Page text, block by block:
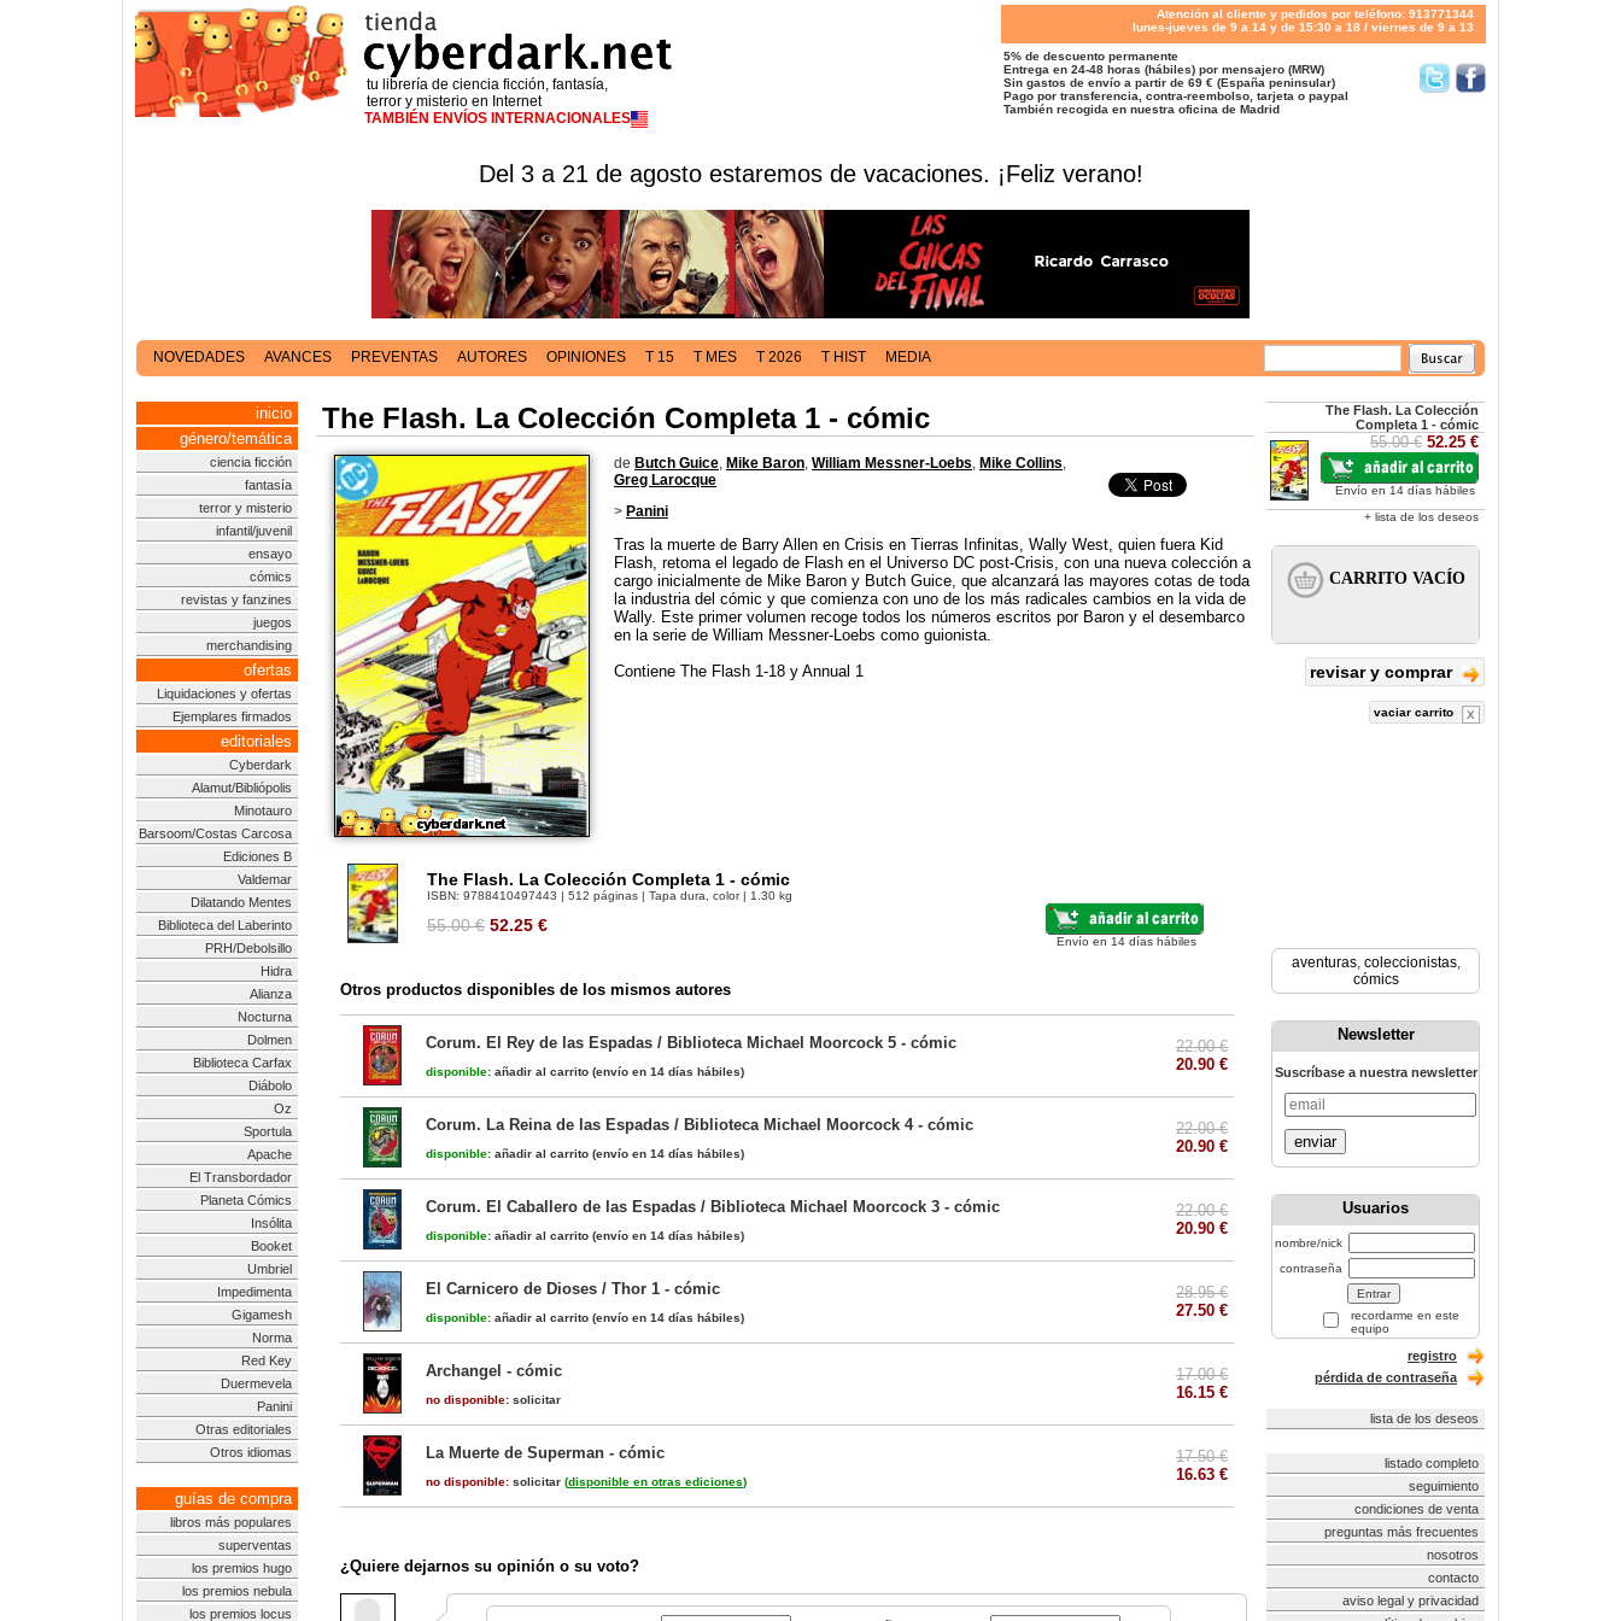
tu librería de ciencia ficción, fantasía,
terror y misterio en Internet
TAMBIÉN ENVÍOS INTERNACIONALES
Atención al cliente y pedidos por teléfono: 913771344
lunes-jueves de 9 a 14 y de 15:30 a 18 / viernes de 9 a 13
5% de descuento permanente
Entrega en 24-48 horas (hábiles) por mensajero (MRW)
Sin gastos de envío a partir de 69 € (España peninsular)
Pago por transferencia, contra-reembolso, tarjeta o paypal
También recogida en nuestra oficina de Madrid
Del 3 a 21 de agosto estaremos de vacaciones. ¡Feliz verano!
NOVEDADES AVANCES PREVENTAS AUTORES OPINIONES T 15 T MES T 2026 T HIST MEDIA
inicio
género/temática
ciencia ficción
fantasía
terror y misterio
infantil/juvenil
ensayo
cómics
revistas y fanzines
juegos
merchandising
ofertas
Liquidaciones y ofertas
Ejemplares firmados
editoriales
Cyberdark
Alamut/Bibliópolis
Minotauro
Barsoom/Costas Carcosa
Ediciones B
Valdemar
Dilatando Mentes
Biblioteca del Laberinto
PRH/Debolsillo
Hidra
Alianza
Nocturna
Dolmen
Biblioteca Carfax
Diábolo
Oz
Sportula
Apache
El Transbordador
Planeta Cómics
Insólita
Booket
Umbriel
Impedimenta
Gigamesh
Norma
Red Key
Duermevela
Panini
Otras editoriales
Otros idiomas
guías de compra
libros más populares
superventas
los premios hugo
los premios nebula
los premios locus
The Flash. La Colección Completa 1 - cómic
de Butch Guice, Mike Baron, William Messner-Loebs, Mike Collins,
Greg Larocque
> Panini
Tras la muerte de Barry Allen en Crisis en Tierras Infinitas, Wally West, quien fuera Kid
Flash, retoma el legado de Flash en el Universo DC post-Crisis, con una nueva colección a
cargo inicialmente de Mike Baron y Butch Guice, que alcanzará las mayores cotas de toda
la industria del cómic y que comienza con uno de los más radicales cambios en la vida de
Wally. Este primer volumen recoge todos los números escritos por Baron y el desembarco
en la serie de William Messner-Loebs como guionista.
Contiene The Flash 1-18 y Annual 1
The Flash. La Colección Completa 1 - cómic
ISBN: 9788410497443 | 512 páginas | Tapa dura, color | 1.30 kg
55.00 € 52.25 €
Envío en 14 días hábiles
Otros productos disponibles de los mismos autores
Corum. El Rey de las Espadas / Biblioteca Michael Moorcock 5 - cómic
disponible: añadir al carrito (envío en 14 días hábiles)
22.00 €
20.90 €
Corum. La Reina de las Espadas / Biblioteca Michael Moorcock 4 - cómic
disponible: añadir al carrito (envío en 14 días hábiles)
22.00 €
20.90 €
Corum. El Caballero de las Espadas / Biblioteca Michael Moorcock 3 - cómic
disponible: añadir al carrito (envío en 14 días hábiles)
22.00 €
20.90 €
El Carnicero de Dioses / Thor 1 - cómic
disponible: añadir al carrito (envío en 14 días hábiles)
28.95 €
27.50 €
Archangel - cómic
no disponible: solicitar
17.00 €
16.15 €
La Muerte de Superman - cómic
no disponible: solicitar (disponible en otras ediciones)
17.50 €
16.63 €
¿Quiere dejarnos su opinión o su voto?
The Flash. La Colección
Completa 1 - cómic
55.00 € 52.25 €
Envío en 14 días hábiles
+ lista de los deseos
revisar y comprar
vaciar carrito
aventuras, coleccionistas,
cómics
Newsletter
Suscríbase a nuestra newsletter
enviar
Usuarios
nombre/nick
contraseña
recordarme en este
equipo
registro
pérdida de contraseña
lista de los deseos
listado completo
seguimiento
condiciones de venta
preguntas más frecuentes
nosotros
contacto
aviso legal y privacidad